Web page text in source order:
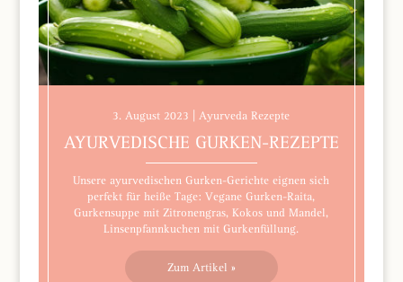
3. August 2023 | Ayurveda Rezepte
AYURVEDISCHE GURKEN-REZEPTE
Unsere ayurvedischen Gurken-Gerichte eignen sich
perfekt für heiße Tage: Vegane Gurken-Raita,
Gurkensuppe mit Zitronengras, Kokos und Mandel,
Linsenpfannkuchen mit Gurkenfüllung.
Zum Artikel »